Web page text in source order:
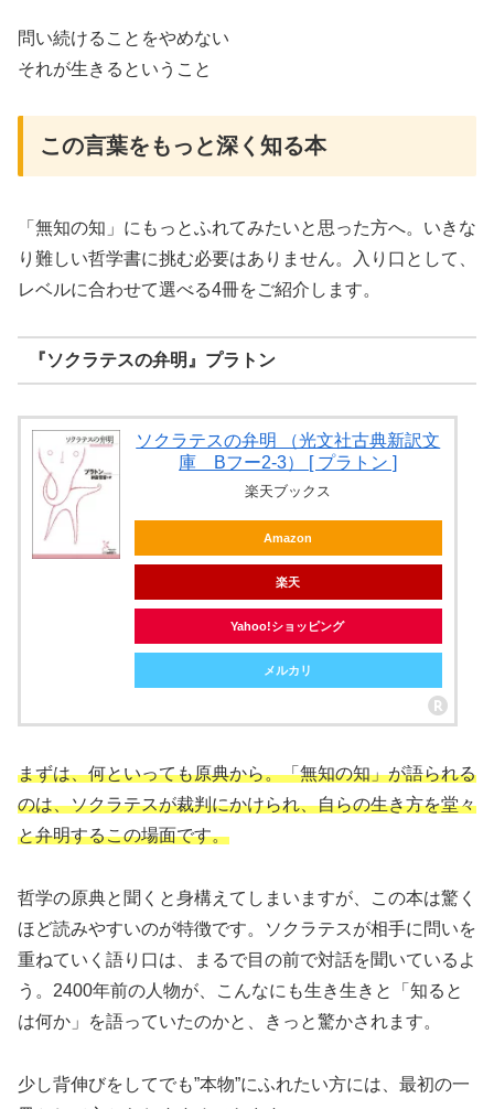
問い続けることをやめない
それが生きるということ
この言葉をもっと深く知る本
「無知の知」にもっとふれてみたいと思った方へ。いきな
り難しい哲学書に挑む必要はありません。入り口として、
レベルに合わせて選べる4冊をご紹介します。
『ソクラテスの弁明』プラトン
ソクラテスの弁明 （光文社古典新訳文
庫 Bフー2-3） [ プラトン ]
楽天ブックス
Amazon
楽天
Yahoo!ショッピング
メルカリ
まずは、何といっても原典から。「無知の知」が語られる
のは、ソクラテスが裁判にかけられ、自らの生き方を堂々
と弁明するこの場面です。
哲学の原典と聞くと身構えてしまいますが、この本は驚く
ほど読みやすいのが特徴です。ソクラテスが相手に問いを
重ねていく語り口は、まるで目の前で対話を聞いているよ
う。2400年前の人物が、こんなにも生き生きと「知ると
は何か」を語っていたのかと、きっと驚かされます。
少し背伸びをしてでも”本物”にふれたい方には、最初の一